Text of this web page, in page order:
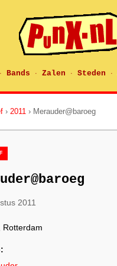
· Bands · Zalen · Steden ·
› 2011 › Merauder@baroeg
2011
, Rotterdam